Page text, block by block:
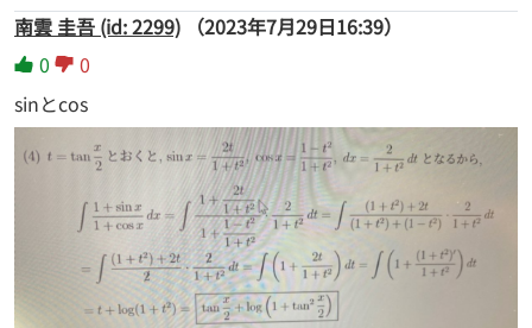
南雲 圭吾 (id: 2299)
（2023年7月29日16:39）
0
0
sinとcos